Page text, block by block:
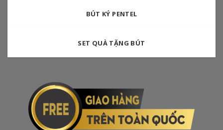
BÚT KÝ PENTEL
SET QUÀ TẶNG BÚT